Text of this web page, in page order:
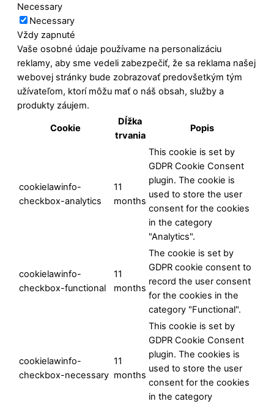
Necessary
Necessary
Vždy zapnuté
Vaše osobné údaje používame na personalizáciu
reklamy, aby sme vedeli zabezpečiť, že sa reklama našej
webovej stránky bude zobrazovať predovšetkým tým
užívateľom, ktorí môžu mať o náš obsah, služby a
produkty záujem.
Cookie
Dĺžka
trvania
Popis
cookielawinfo-
checkbox-analytics
11
months
This cookie is set by
GDPR Cookie Consent
plugin. The cookie is
used to store the user
consent for the cookies
in the category
"Analytics".
cookielawinfo-
checkbox-functional
11
months
The cookie is set by
GDPR cookie consent to
record the user consent
for the cookies in the
category "Functional".
cookielawinfo-
checkbox-necessary
11
months
This cookie is set by
GDPR Cookie Consent
plugin. The cookies is
used to store the user
consent for the cookies
in the category